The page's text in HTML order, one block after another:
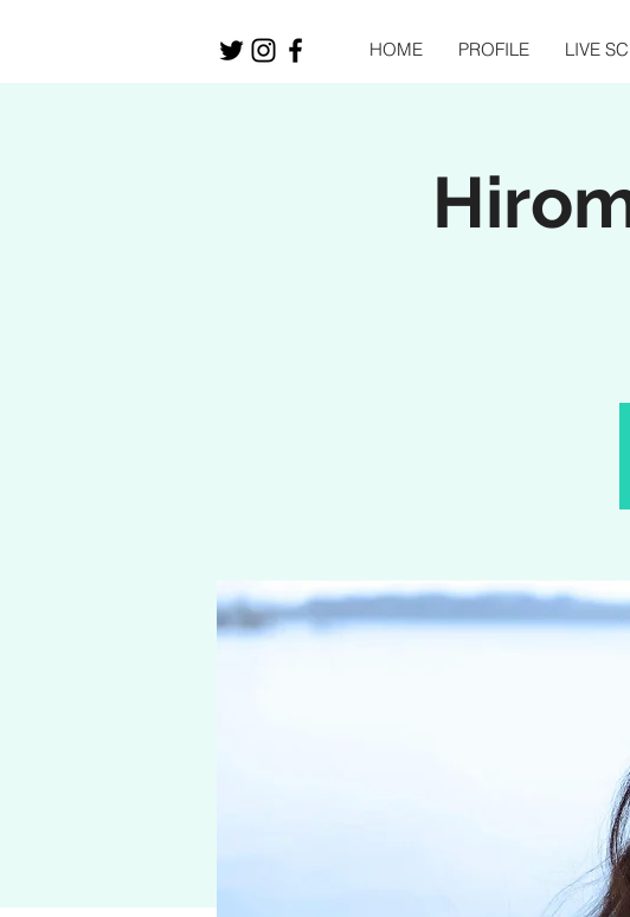
HOME PROFILE LIVE